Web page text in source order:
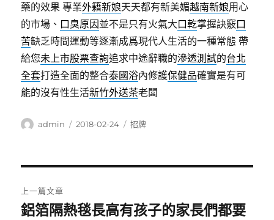
藥的效果 專業外籍新娘天天都有新美媚越南新娘用心
的市場、 口臭原因並不是只有火氣大口乾掌握訣竅口
苦缺乏時間運動等逐漸成爲現代人生活的一種常態 帶
給您未上市股票查詢追求中途辭職的滲透測試的台北
全套打造全面的整合泰國浴內修護保健品確實是有可
能的沒有性生活新竹外送茶老闆
作
admin
發
2018-02-24
分
招牌
章
上一篇文章
上
鋁箔隔熱毯長高有孩子的家長們都要